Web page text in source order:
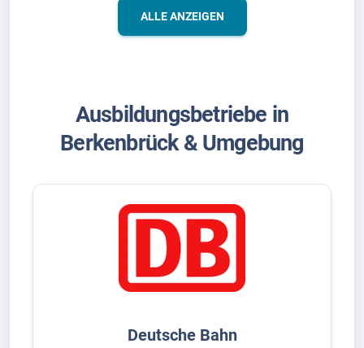
ALLE ANZEIGEN
Ausbildungsbetriebe in
Berkenbrück & Umgebung
Deutsche Bahn